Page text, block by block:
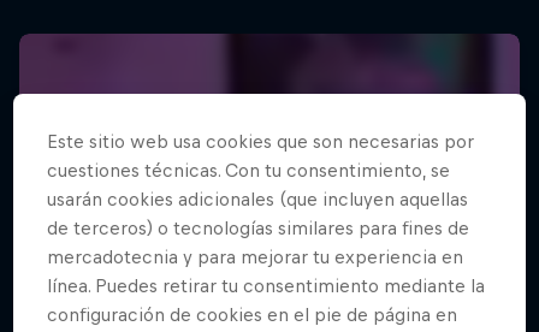
Este sitio web usa cookies que son necesarias por
cuestiones técnicas. Con tu consentimiento, se
usarán cookies adicionales (que incluyen aquellas
de terceros) o tecnologías similares para fines de
mercadotecnia y para mejorar tu experiencia en
línea. Puedes retirar tu consentimiento mediante la
configuración de cookies en el pie de página en